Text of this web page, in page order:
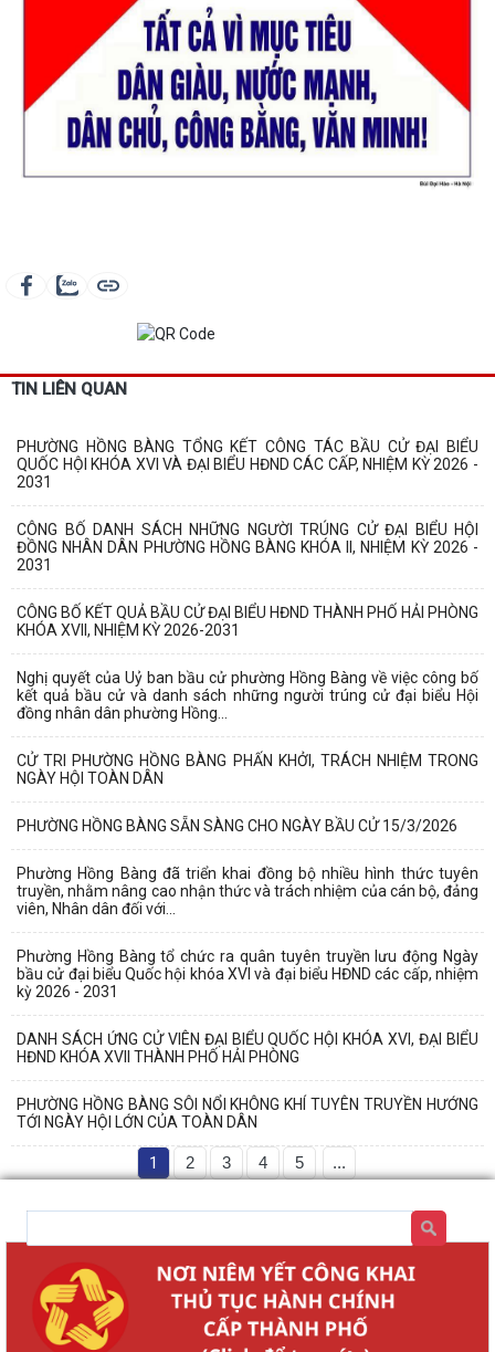
TIN LIÊN QUAN
PHƯỜNG HỒNG BÀNG TỔNG KẾT CÔNG TÁC BẦU CỬ ĐẠI BIỂU
QUỐC HỘI KHÓA XVI VÀ ĐẠI BIỂU HĐND CÁC CẤP, NHIỆM KỲ 2026 -
2031
CÔNG BỐ DANH SÁCH NHỮNG NGƯỜI TRÚNG CỬ ĐẠI BIỂU HỘI
ĐỒNG NHÂN DÂN PHƯỜNG HỒNG BÀNG KHÓA II, NHIỆM KỲ 2026 -
2031
CÔNG BỐ KẾT QUẢ BẦU CỬ ĐẠI BIỂU HĐND THÀNH PHỐ HẢI PHÒNG
KHÓA XVII, NHIỆM KỲ 2026-2031
Nghị quyết của Uỷ ban bầu cử phường Hồng Bàng về việc công bố
kết quả bầu cử và danh sách những người trúng cử đại biểu Hội
đồng nhân dân phường Hồng...
CỬ TRI PHƯỜNG HỒNG BÀNG PHẤN KHỞI, TRÁCH NHIỆM TRONG
NGÀY HỘI TOÀN DÂN
PHƯỜNG HỒNG BÀNG SẴN SÀNG CHO NGÀY BẦU CỬ 15/3/2026
Phường Hồng Bàng đã triển khai đồng bộ nhiều hình thức tuyên
truyền, nhằm nâng cao nhận thức và trách nhiệm của cán bộ, đảng
viên, Nhân dân đối với...
Phường Hồng Bàng tổ chức ra quân tuyên truyền lưu động Ngày
bầu cử đại biểu Quốc hội khóa XVI và đại biểu HĐND các cấp, nhiệm
kỳ 2026 - 2031
DANH SÁCH ỨNG CỬ VIÊN ĐẠI BIỂU QUỐC HỘI KHÓA XVI, ĐẠI BIỂU
HĐND KHÓA XVII THÀNH PHỐ HẢI PHÒNG
PHƯỜNG HỒNG BÀNG SÔI NỔI KHÔNG KHÍ TUYÊN TRUYỀN HƯỚNG
TỚI NGÀY HỘI LỚN CỦA TOÀN DÂN
1 2 3 4 5 ...